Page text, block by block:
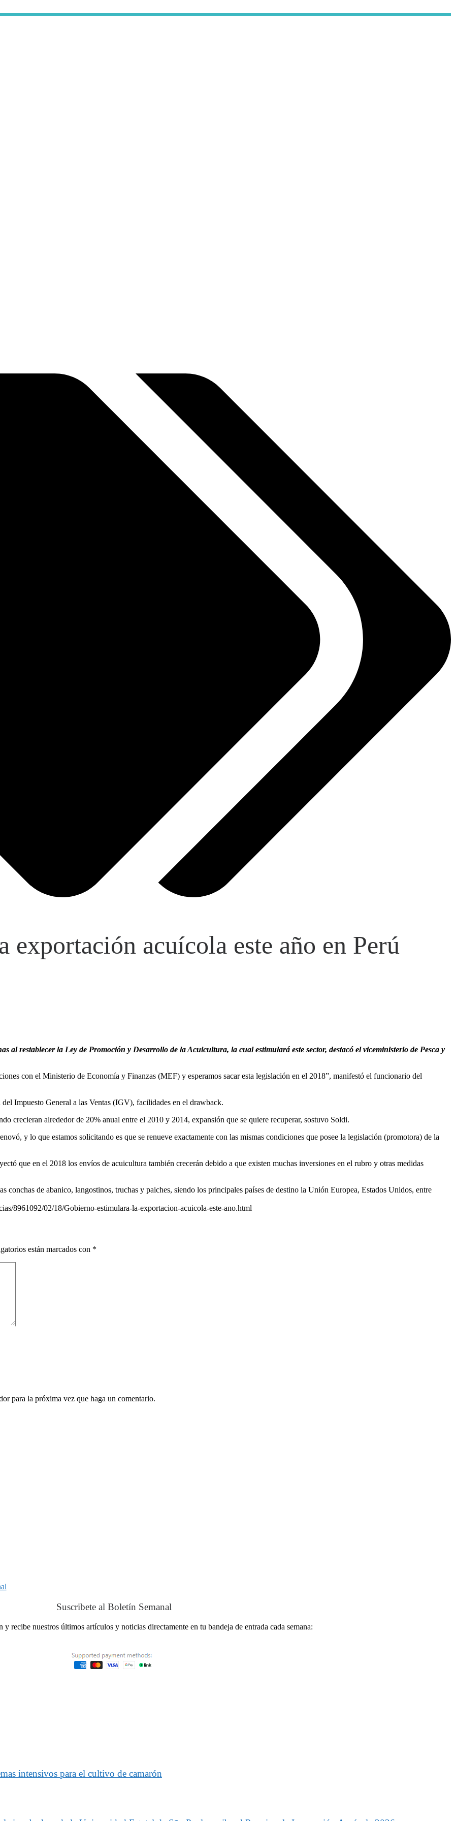
exportación acuícola este año en Perú
al restablecer la Ley de Promoción y Desarrollo de la Acuicultura, la cual estimulará este sector, destacó el viceministerio de Pesca y
con el Ministerio de Economía y Finanzas (MEF) y esperamos sacar esta legislación en el 2018”, manifestó el funcionario del
Impuesto General a las Ventas (IGV), facilidades en el drawback.
crecieran alrededor de 20% anual entre el 2010 y 2014, expansión que se quiere recuperar, sostuvo Soldi.
y lo que estamos solicitando es que se renueve exactamente con las mismas condiciones que posee la legislación (promotora) de la
que en el 2018 los envíos de acuicultura también crecerán debido a que existen muchas inversiones en el rubro y otras medidas
conchas de abanico, langostinos, truchas y paiches, siendo los principales países de destino la Unión Europea, Estados Unidos, entre
8961092/02/18/Gobierno-estimulara-la-exportacion-acuicola-este-ano.html
están marcados con *
para la próxima vez que haga un comentario.
Suscribete al Boletín Semanal
y recibe nuestros últimos artículos y noticias directamente en tu bandeja de entrada cada semana:
intensivos para el cultivo de camarón